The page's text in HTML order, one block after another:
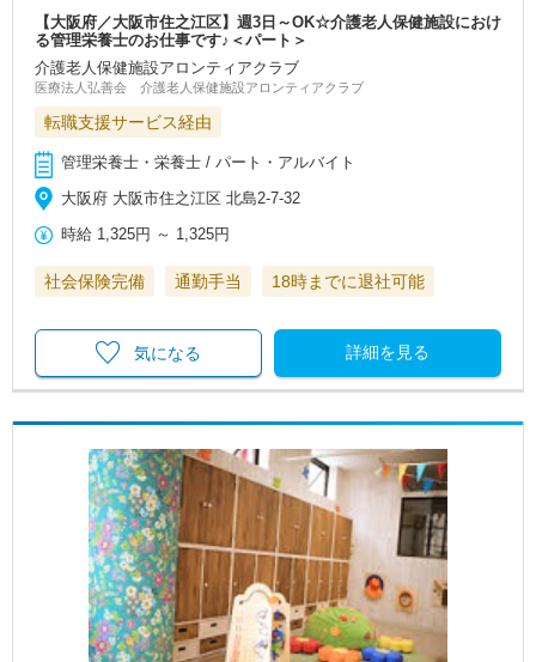
【大阪府／大阪市住之江区】週3日～OK☆介護老人保健施設におけ
る管理栄養士のお仕事です♪＜パート＞
介護老人保健施設アロンティアクラブ
医療法人弘善会 介護老人保健施設アロンティアクラブ
転職支援サービス経由
管理栄養士・栄養士 / パート・アルバイト
大阪府 大阪市住之江区 北島2-7-32
時給 1,325円 ～ 1,325円
社会保険完備 通勤手当 18時までに退社可能
詳細を見る
気になる